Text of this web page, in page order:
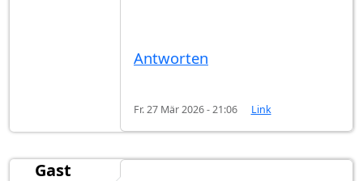
Antworten
Fr. 27 Mär 2026 - 21:06 Link
Gast